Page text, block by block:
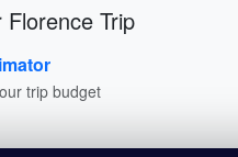
Florence Trip
trip budget